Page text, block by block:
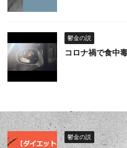
鬱金の説
コロナ禍で食中
鬱金の説